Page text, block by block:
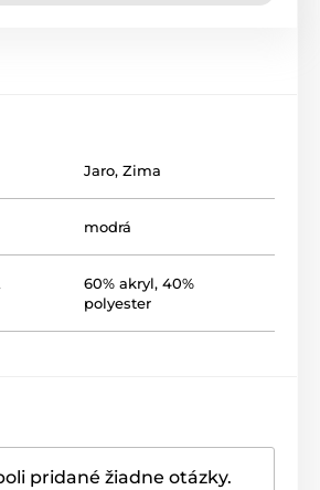
Jaro, Zima
modrá
60% akryl, 40%
polyester
pridané žiadne otázky.